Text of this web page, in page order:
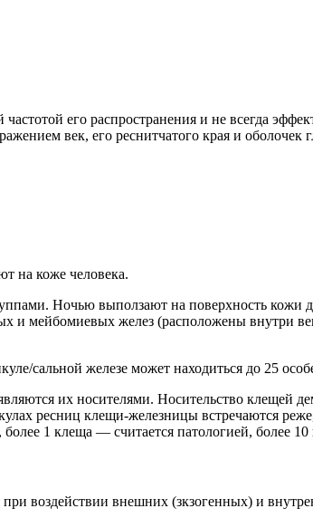
его распространения и не всегда
век, его реснитчатого края и
на коже человека.
Ночью выползают на поверхность кожи
и мейбомиевых желез (расположены внутри
сальной железе может находиться до 25
их носителями. Носительство клещей
ресниц клещи-железницы встречаются
1 клеща — считается патологией, более
воздействии внешних (зкзогенных) и